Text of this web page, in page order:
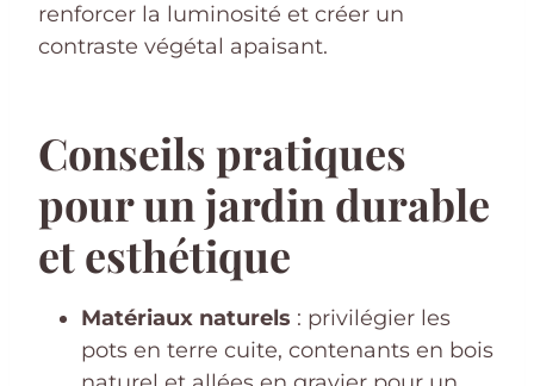
renforcer la luminosité et créer un
contraste végétal apaisant.
Conseils pratiques
pour un jardin durable
et esthétique
Matériaux naturels : privilégier les
pots en terre cuite, contenants en bois